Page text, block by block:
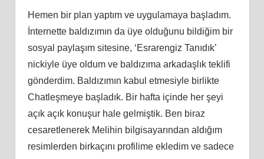
Hemen bir plan yaptım ve uygulamaya başladım.
İnternette baldızımın da üye olduğunu bildiğim bir
sosyal paylaşım sitesine, ‘Esrarengiz Tanıdık’
nickiyle üye oldum ve baldızıma arkadaşlık teklifi
gönderdim. Baldızımın kabul etmesiyle birlikte
Chatleşmeye başladık. Bir hafta içinde her şeyi
açık açık konuşur hale gelmiştik. Ben biraz
cesaretlenerek Melihin bilgisayarından aldığım
resimlerden birkaçını profilime ekledim ve sadece